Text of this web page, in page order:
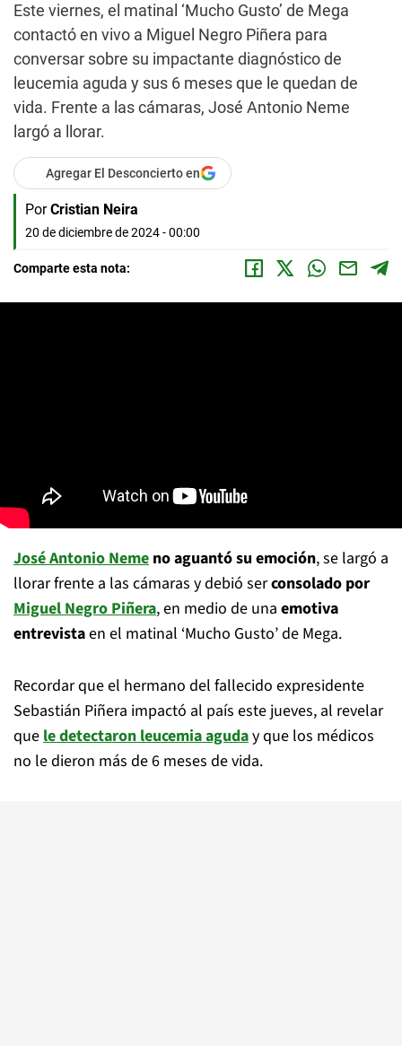
Este viernes, el matinal ‘Mucho Gusto’ de Mega
contactó en vivo a Miguel Negro Piñera para
conversar sobre su impactante diagnóstico de
leucemia aguda y sus 6 meses que le quedan de
vida. Frente a las cámaras, José Antonio Neme
largó a llorar.
Agregar El Desconcierto en
Por Cristian Neira
20 de diciembre de 2024 - 00:00
Comparte esta nota:
José Antonio Neme no aguantó su emoción, se largó a
llorar frente a las cámaras y debió serconsolado por
Miguel Negro Piñera, en medio de una emotiva
entrevistaen el matinal ‘Mucho Gusto’ de Mega.
Recordar que el hermano del fallecido expresidente
Sebastián Piñera impactó al país este jueves, al revelar
quele detectaron leucemia aguday que los médicos
no le dieron más de 6 meses de vida.